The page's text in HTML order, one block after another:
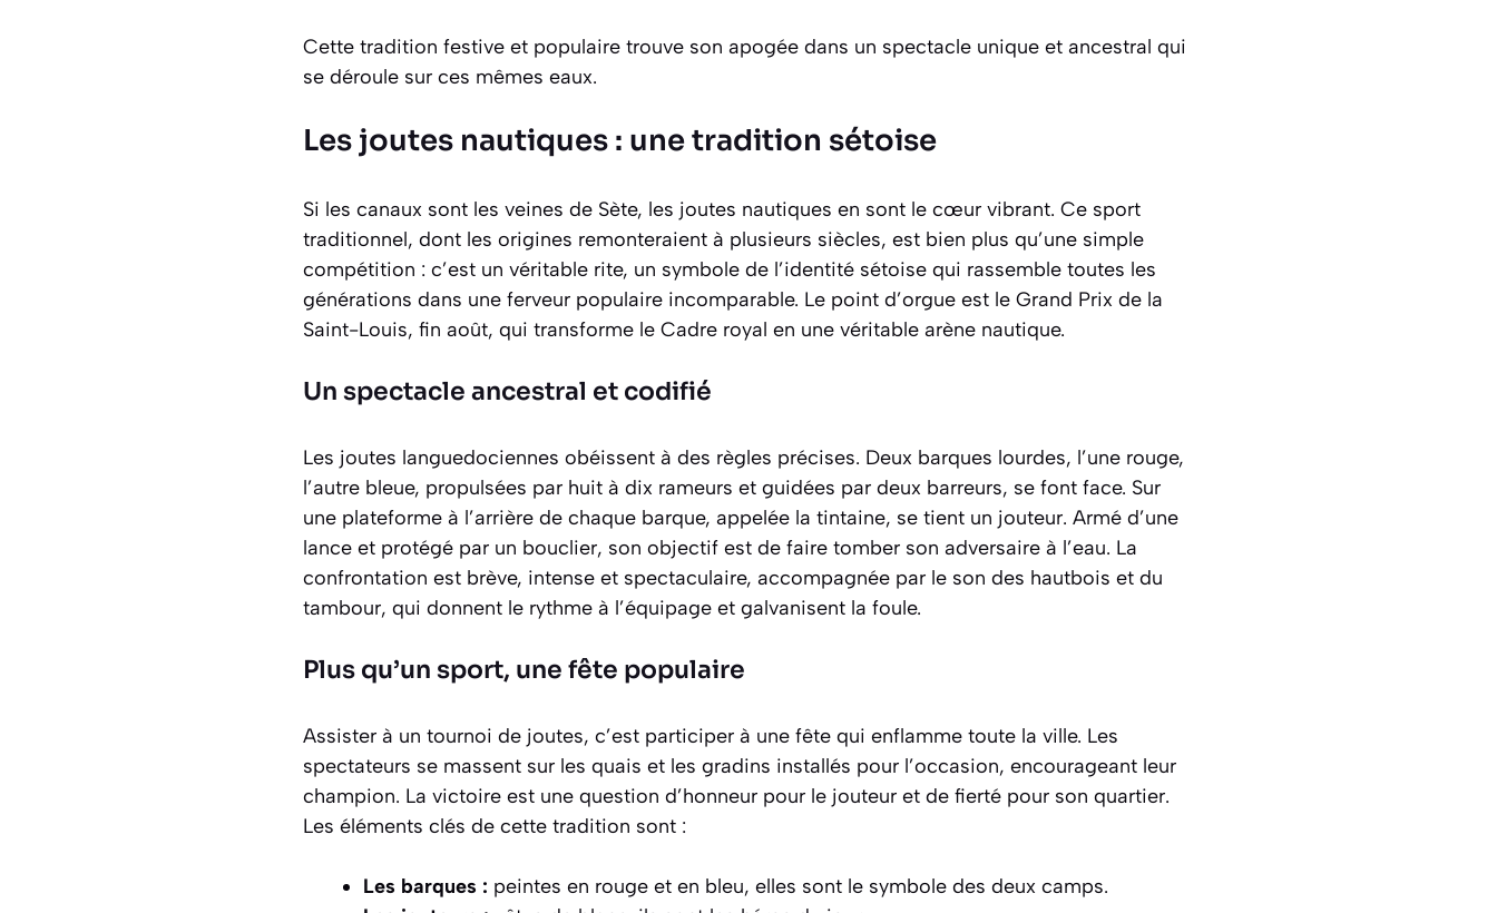
Cette tradition festive et populaire trouve son apogée dans un spectacle unique et ancestral qui
se déroule sur ces mêmes eaux.
Les joutes nautiques : une tradition sétoise
Si les canaux sont les veines de Sète, les joutes nautiques en sont le cœur vibrant. Ce sport
traditionnel, dont les origines remonteraient à plusieurs siècles, est bien plus qu’une simple
compétition : c’est un véritable rite, un symbole de l’identité sétoise qui rassemble toutes les
générations dans une ferveur populaire incomparable. Le point d’orgue est le Grand Prix de la
Saint-Louis, fin août, qui transforme le Cadre royal en une véritable arène nautique.
Un spectacle ancestral et codifié
Les joutes languedociennes obéissent à des règles précises. Deux barques lourdes, l’une rouge,
l’autre bleue, propulsées par huit à dix rameurs et guidées par deux barreurs, se font face. Sur
une plateforme à l’arrière de chaque barque, appelée la tintaine, se tient un jouteur. Armé d’une
lance et protégé par un bouclier, son objectif est de faire tomber son adversaire à l’eau. La
confrontation est brève, intense et spectaculaire, accompagnée par le son des hautbois et du
tambour, qui donnent le rythme à l’équipage et galvanisent la foule.
Plus qu’un sport, une fête populaire
Assister à un tournoi de joutes, c’est participer à une fête qui enflamme toute la ville. Les
spectateurs se massent sur les quais et les gradins installés pour l’occasion, encourageant leur
champion. La victoire est une question d’honneur pour le jouteur et de fierté pour son quartier.
Les éléments clés de cette tradition sont :
Les barques : peintes en rouge et en bleu, elles sont le symbole des deux camps.